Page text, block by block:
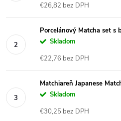
€26,82 bez DPH
Porcelánový Matcha set s
Skladom
€22,76 bez DPH
Matchiareň Japanese
Skladom
€30,25 bez DPH